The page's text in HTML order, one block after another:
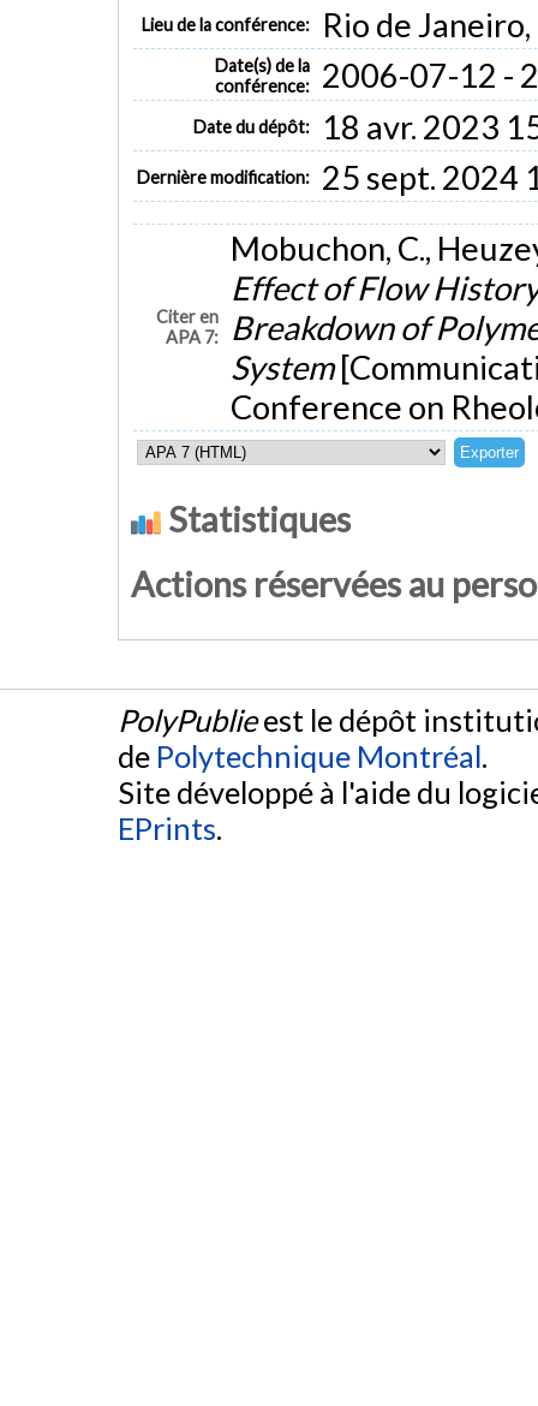
Lieu de la conférence: Rio de
Date(s) de la
conférence:
2006-07-12 -
Date du dépôt: 18 avr. 2023
Dernière modification: 25 sept. 2024
Citer en
APA 7:
Mobuchon, C.,
Effect of Flow
Breakdown of
System
Conference on
Statistiques
Actions réservées au
PolyPublieest le dépôt
de Polytechnique Montréal.
Site développé à l'aide du
EPrints.